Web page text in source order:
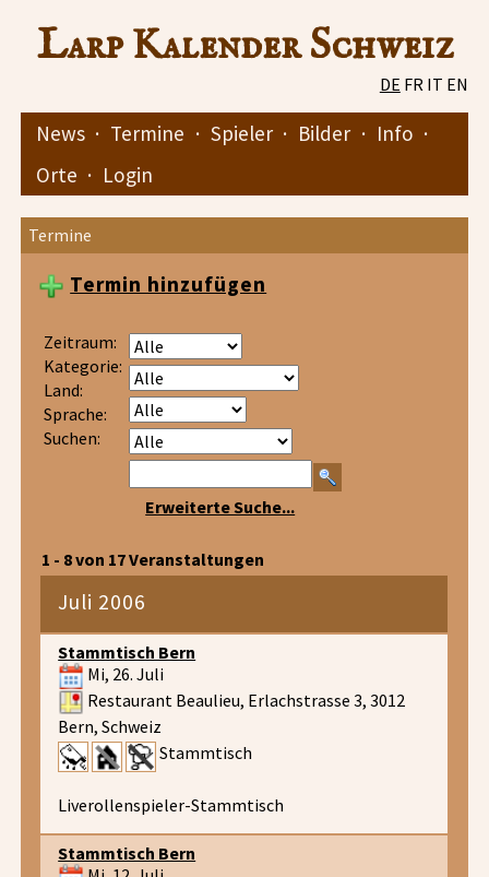
Larp Kalender Schweiz
DE FR IT EN
News · Termine · Spieler · Bilder · Info ·
Orte · Login
Termine
Termin hinzufügen
Zeitraum:
Kategorie:
Land:
Sprache:
Suchen:
Erweiterte Suche...
1 - 8 von 17 Veranstaltungen
Juli 2006
Stammtisch Bern
Mi, 26. Juli
Restaurant Beaulieu, Erlachstrasse 3, 3012
Bern, Schweiz
Stammtisch
Liverollenspieler-Stammtisch
Stammtisch Bern